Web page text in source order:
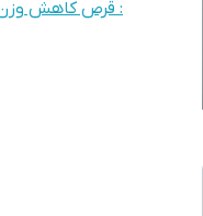
: قرص کاهش وزن